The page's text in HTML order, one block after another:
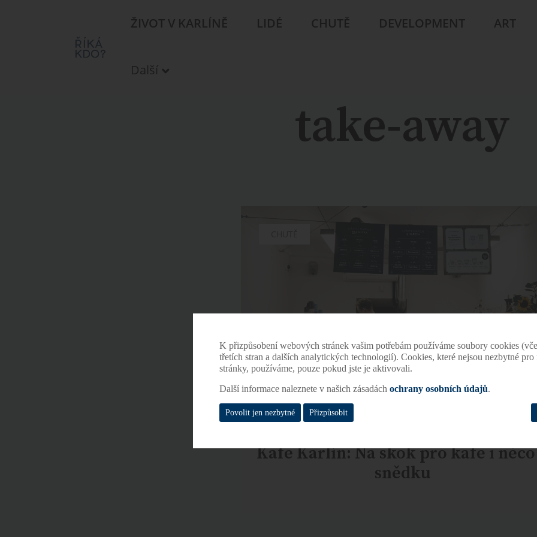
ŽIVOT V KARLÍNĚ LIDÉ CHUTĚ DEVELOPMENT ART
Další
take-away
Kafe Karlín: Na skok pro kafe i
snědku
K přizpůsobení webových stránek vašim potřebám používáme soubory cookies
třetích stran a dalších analytických technologií). Cookies, které nejsou nezbytné
stránky, používáme, pouze pokud jste je aktivovali.
Další informace naleznete v našich zásadách ochrany osobních údajů.
Povolit jen nezbytné Přizpůsobit